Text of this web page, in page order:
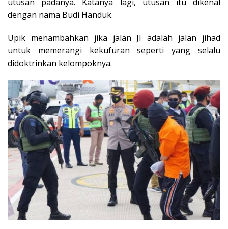
dengan nama Budi Handuk.
Upik menambahkan jika jalan JI adalah jalan jihad
untuk memerangi kekufuran seperti yang selalu
didoktrinkan kelompoknya.